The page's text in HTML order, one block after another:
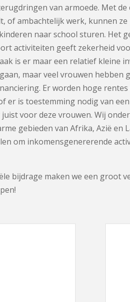
van armoede. Met
of ambachtelijk werk, kunnen
naar school sturen. Het
activiteiten geeft zekerheid
is er maar een relatief kleine
maar veel vrouwen hebben
Er worden hoge rentes
er is toestemming nodig van
voor deze vrouwen. Wij
gebieden van Afrika, Azië en
om inkomensgenererende
bijdrage maken we een groot